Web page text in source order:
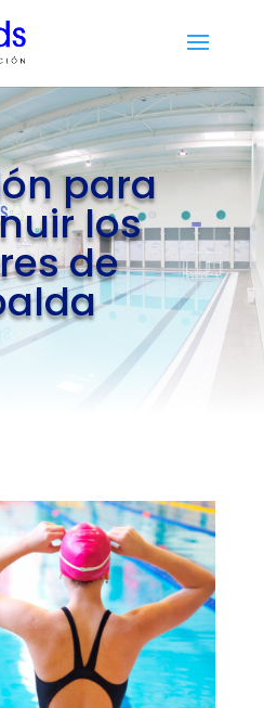
para
los
de